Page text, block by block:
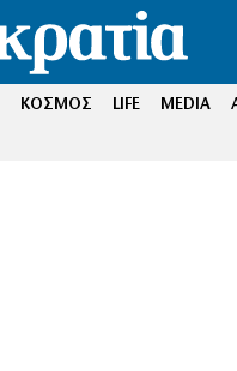
ΚΟΣΜΟΣ LIFE MEDIA